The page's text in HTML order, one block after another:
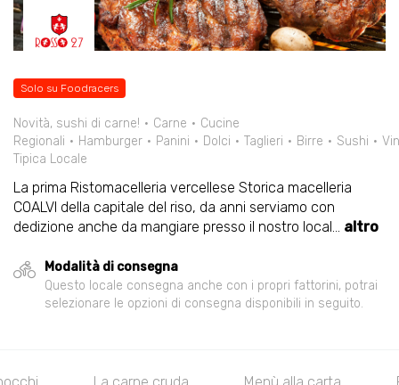
Solo su Foodracers
Novità, sushi di carne! Carne
Cucine
Regionali
Hamburger Panini Dolci Taglieri Birre Sushi
Tipica Locale
La prima Ristomacelleria vercellese Storica macelleria
COALVI della capitale del riso, da anni serviamo con
dedizione anche da mangiare presso il nostro local... altro
Modalità di consegna
Questo locale consegna anche con i propri fattorini, potrai
selezionare le opzioni di consegna disponibili in seguito.